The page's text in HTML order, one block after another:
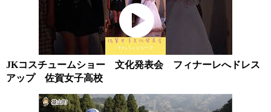
JKコスチュームショー 文化発表会 フィナーレへドレス
アップ 佐賀女子高校